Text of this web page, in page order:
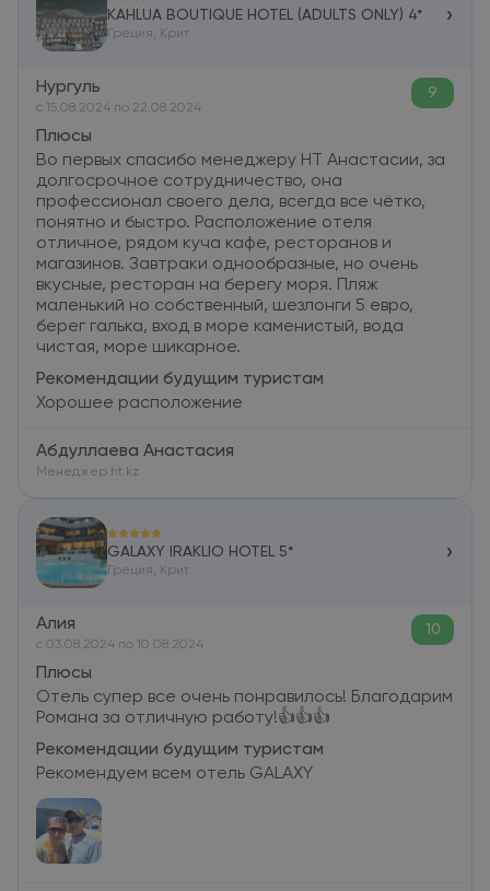
KAHLUA BOUTIQUE HOTEL (ADULTS ONLY) 4*
Греция, Крит
›
Нургуль
c 15.08.2024 по 22.08.2024
9
Плюсы
Во первых спасибо менеджеру HT Анастасии, за
долгосрочное сотрудничество, она
профессионал своего дела, всегда все чётко,
понятно и быстро. Расположение отеля
отличное, рядом куча кафе, ресторанов и
магазинов. Завтраки однообразные, но очень
вкусные, ресторан на берегу моря. Пляж
маленький но собственный, шезлонги 5 евро,
берег галька, вход в море каменистый, вода
чистая, море шикарное.
Рекомендации будущим туристам
Хорошее расположение
Абдуллаева Анастасия
Менеджер ht.kz
GALAXY IRAKLIO HOTEL 5*
Греция, Крит
›
Алия
c 03.08.2024 по 10.08.2024
10
Плюсы
Отель супер все очень понравилось! Благодарим
Романа за отличную работу!👍👍👍
Рекомендации будущим туристам
Рекомендуем всем отель GALAXY